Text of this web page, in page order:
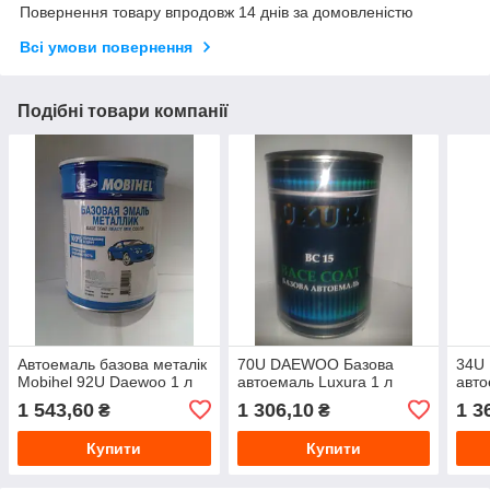
Повернення товару впродовж 14 днів за домовленістю
Всі умови повернення
Подібні товари компанії
Автоемаль базова металік
Mobihel 92U Daewoo 1 л
1 543,60 ₴
Купити
70U DAEWOO Базова
автоемаль Luxura 1 л
1 306,10₴
Купити
34U
1